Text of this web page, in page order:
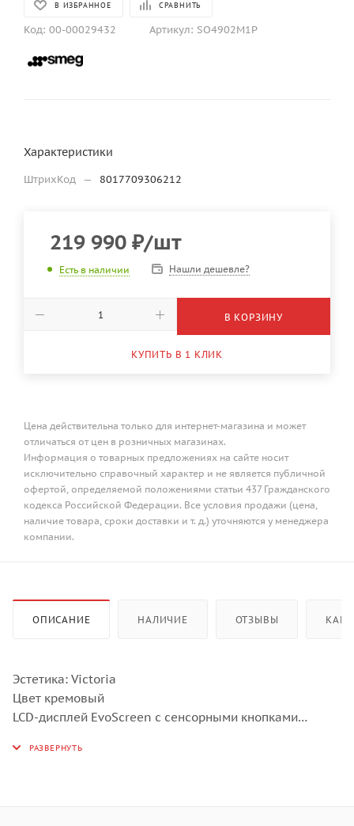
В ИЗБРАННОЕ СРАВНИТЬ
Код: 00-00029432 Артикул: SO4902M1P
Характеристики
ШтрихКод — 8017709306212
219 990 ₽/шт
Есть в наличии Нашли дешевле?
В КОРЗИНУ
КУПИТЬ В 1 КЛИК
Цена действительна только для интернет-магазина и может
отличаться от цен в розничных магазинах.
Информация о товарных предложениях на сайте носит
исключительно справочный характер и не является публичной
офертой, определяемой положениями статьи 437 Гражданского
кодекса Российской Федерации. Все условия продажи (цена,
наличие товара, сроки доставки и т. д.) уточняются у менеджера
компании.
ОПИСАНИЕ НАЛИЧИЕ ОТЗЫВЫ КАК
Эстетика: Victoria
Цвет кремовый
LCD-дисплей EvoScreen с сенсорными кнопками
11 функций приготовления, в том числе 4 с